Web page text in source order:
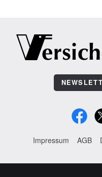
Impressum AGB